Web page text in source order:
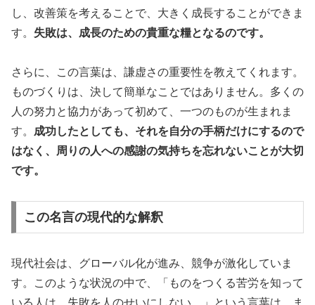
し、改善策を考えることで、大きく成長することができま
す。 失敗は、成長のための貴重な糧となるのです。
さらに、この言葉は、謙虚さの重要性を教えてくれます。
ものづくりは、決して簡単なことではありません。多くの
人の努力と協力があって初めて、一つのものが生まれま
す。 成功したとしても、それを自分の手柄だけにするので
はなく、周りの人への感謝の気持ちを忘れないことが大切
です。
この名言の現代的な解釈
現代社会は、グローバル化が進み、競争が激化していま
す。このような状況の中で、「ものをつくる苦労を知って
いる人は、失敗を人のせいにしない。」という言葉は、ま